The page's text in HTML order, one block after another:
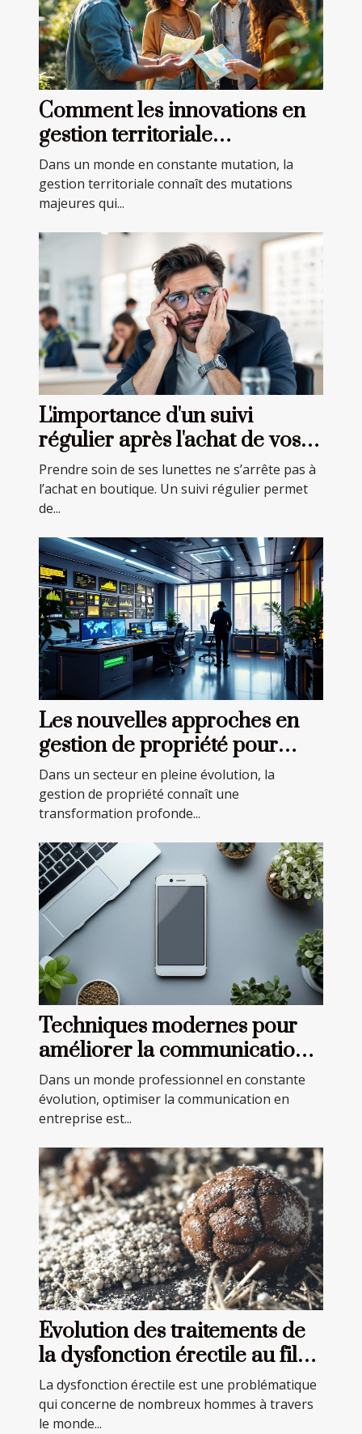
Comment les innovations en
gestion territoriale
transforment-elles les
communautés locales ?
Dans un monde en constante mutation, la
gestion territoriale connaît des mutations
majeures qui...
L'importance d'un suivi
régulier après l'achat de vos
lunettes
Prendre soin de ses lunettes ne s’arrête pas à
l’achat en boutique. Un suivi régulier permet
de...
Les nouvelles approches en
gestion de propriété pour
2023
Dans un secteur en pleine évolution, la
gestion de propriété connaît une
transformation profonde...
Techniques modernes pour
améliorer la communication
en entreprise
Dans un monde professionnel en constante
évolution, optimiser la communication en
entreprise est...
Évolution des traitements de
la dysfonction érectile au fil
des années
La dysfonction érectile est une problématique
qui concerne de nombreux hommes à travers
le monde...